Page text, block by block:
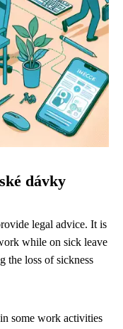
dávky
legal advice. It is
while on sick leave
the loss of sickness
some work activities